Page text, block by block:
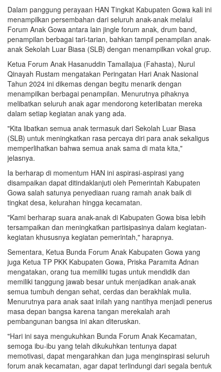
Dalam panggung perayaan HAN Tingkat Kabupaten Gowa kali ini
menampilkan persembahan dari seluruh anak-anak melalui
Forum Anak Gowa antara lain jingle forum anak, drum band,
penampilan berbagai tari-tarian, bahkan tampil penampilan anak-
anak Sekolah Luar Biasa (SLB) dengan menampilkan vokal grup.
Ketua Forum Anak Hasanuddin Tamallajua (Fahasta), Nurul
Qinayah Rustam mengatakan Peringatan Hari Anak Nasional
Tahun 2024 ini dikemas dengan begitu menarik dengan
menampilkan berbagai penampilan. Menurutnya pihaknya
melibatkan seluruh anak agar mendorong keterlibatan mereka
dalam setiap kegiatan anak yang ada.
"Kita libatkan semua anak termasuk dari Sekolah Luar Biasa
(SLB) untuk meningkatkan rasa percaya diri para anak sekaligus
memperlihatkan bahwa semua anak sama di mata kita,"
jelasnya.
Ia berharap di momentum HAN ini aspirasi-aspirasi yang
disampaikan dapat ditindaklanjuti oleh Pemerintah Kabupaten
Gowa salah satunya penyediaan ruang ramah anak baik di
tingkat desa, kelurahan hingga kecamatan.
"Kami berharap suara anak-anak di Kabupaten Gowa bisa lebih
tersampaikan dan meningkatkan partisipasinya dalam kegiatan-
kegiatan khususnya kegiatan pemerintah," harapnya.
Sementara, Ketua Bunda Forum Anak Kabupaten Gowa yang
juga Ketua TP PKK Kabupaten Gowa, Priska Paramita Adnan
mengatakan, orang tua memiliki tugas untuk mendidik dan
memiliki tanggung jawab besar untuk menjadikan anak-anak
semua tumbuh dengan sehat, cerdas dan berakhlak mulia.
Menurutnya para anak saat inilah yang nantihya menjadi penerus
masa depan bangsa karena tangan merekalah arah
pembangunan bangsa ini akan diteruskan.
"Hari ini saya mengukuhkan Bunda Forum Anak Kecamatan,
semoga ibu-ibu yang telah dikukuhkan tentunya dapat
memotivasi, dapat mengarahkan dan juga menginspirasi seluruh
forum anak kecamatan, agar dapat terlindungi dari segala bentuk